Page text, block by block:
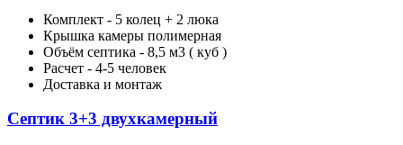
Комплект - 5 колец + 2 люка
Крышка камеры полимерная
Объём септика - 8,5 м3 ( куб )
Расчет - 4-5 человек
Доставка и монтаж
Септик 3+3 двухкамерный